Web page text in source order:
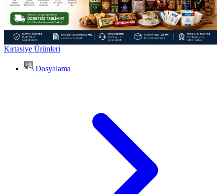
Kırtasiye Ürünleri
Dosyalama